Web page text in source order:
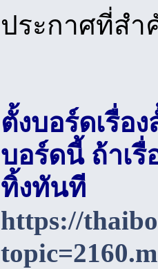
ประกาศที่ส
ตั้งบอร์ดเรื่อ
บอร์ดนี้ ถ้าเ
ทิ้งทันที
https://